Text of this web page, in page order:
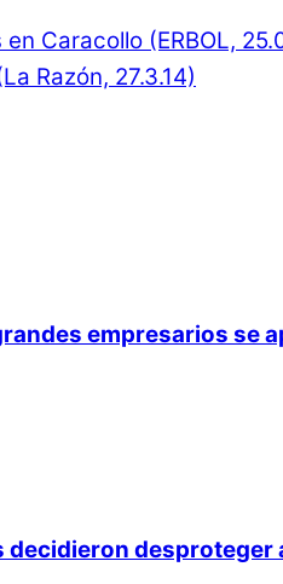
Caracollo (ERBOL,
Razón, 27.3.14)
empresarios se